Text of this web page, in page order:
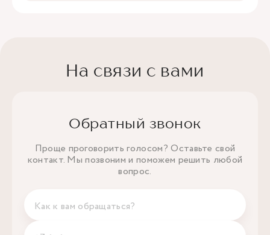
На связи с вами
Обратный звонок
Проще проговорить голосом? Оставьте свой
контакт. Мы позвоним и поможем решить любой
вопрос.